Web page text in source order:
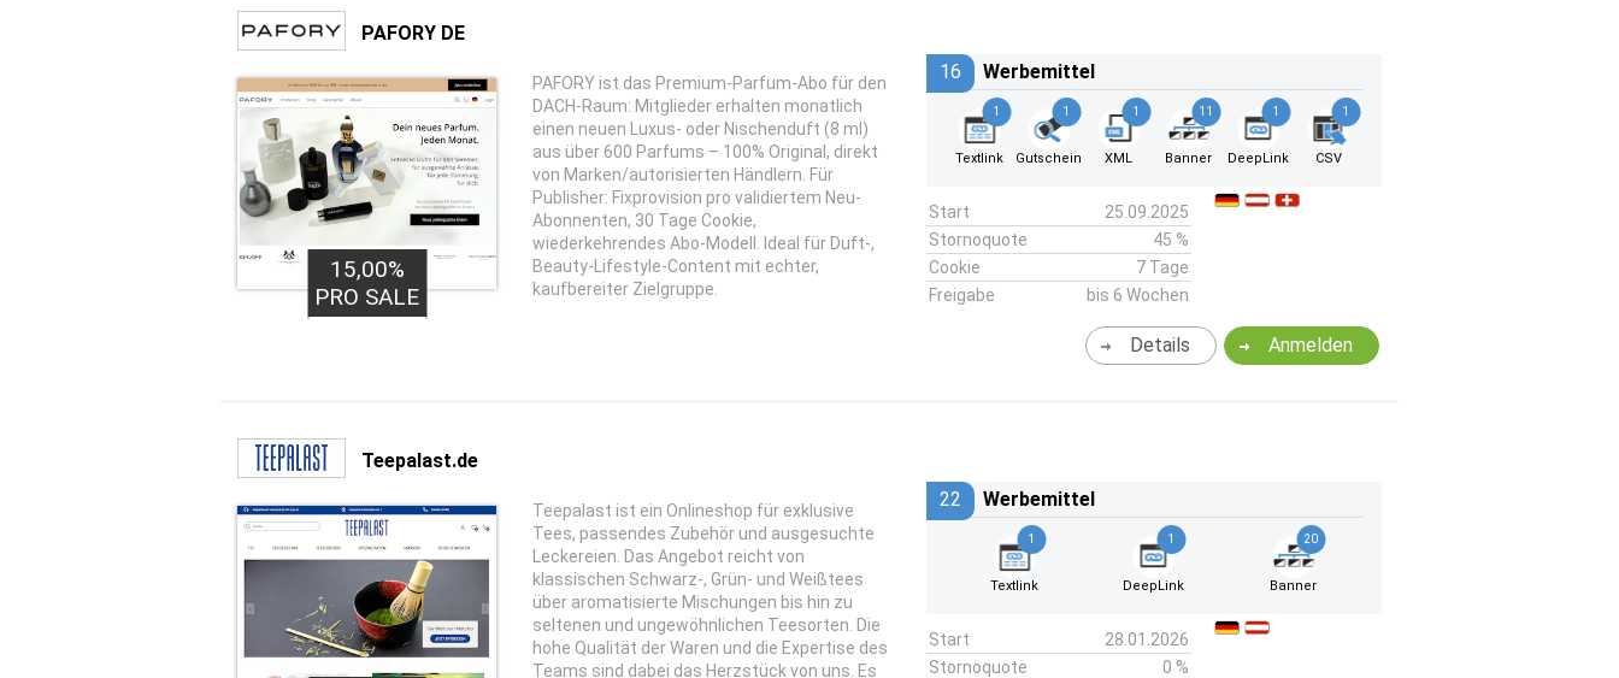
PAFORY DE
20,00€
PRO LEAD
15,00%
PRO SALE
PAFORY ist das Premium-Parfum-Abo für den
DACH-Raum: Mitglieder erhalten monatlich
einen neuen Luxus- oder Nischenduft (8 ml)
aus über 600 Parfums – 100% Original, direkt
von Marken/autorisierten Händlern. Für
Publisher: Fixprovision pro validiertem Neu-
Abonnenten, 30 Tage Cookie,
wiederkehrendes Abo-Modell. Ideal für Duft-,
Beauty-Lifestyle-Content mit echter,
kaufbereiter Zielgruppe.
16 Werbemittel
1
Textlink
1
Gutschein
1
XML
11
Banner
1
DeepLink
1
CSV
Start
25.09.2025
Stornoquote
45 %
Cookie
7 Tage
Freigabe
bis 6 Wochen
Anmelden
Details
Teepalast.de
Teepalast ist ein Onlineshop für exklusive
Tees, passendes Zubehör und ausgesuchte
Leckereien. Das Angebot reicht von
klassischen Schwarz-, Grün- und Weißtees
über aromatisierte Mischungen bis hin zu
seltenen und ungewöhnlichen Teesorten. Die
hohe Qualität der Waren und die Expertise des
Teams sind dabei das Herzstück von uns. Es
22 Werbemittel
1
Textlink
1
DeepLink
20
Banner
Start
28.01.2026
Stornoquote
0 %